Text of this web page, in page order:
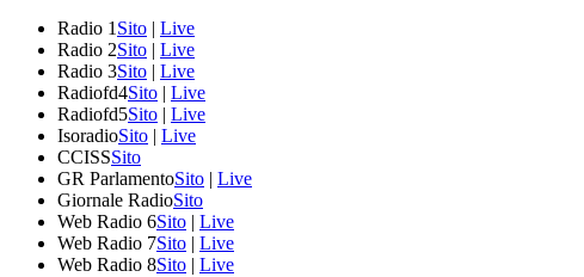
Radio 1 Sito | Live
Radio 2Sito | Live
Radio 3Sito | Live
Radiofd4Sito | Live
Radiofd5Sito | Live
IsoradioSito | Live
CCISSSito
GR ParlamentoSito | Live
Giornale RadioSito
Web Radio 6Sito | Live
Web Radio 7Sito | Live
Web Radio 8Sito | Live